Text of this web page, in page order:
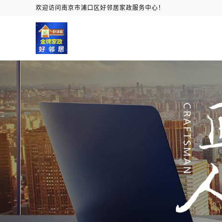
欢迎访问南京市浦口区好邻居家政服务中心！